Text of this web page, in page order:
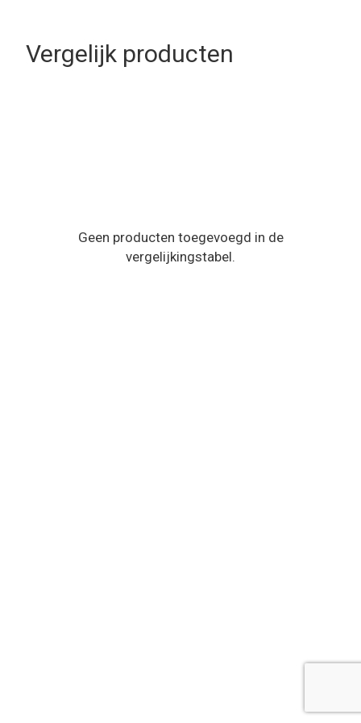
Vergelijk producten
Geen producten toegevoegd in de
vergelijkingstabel.